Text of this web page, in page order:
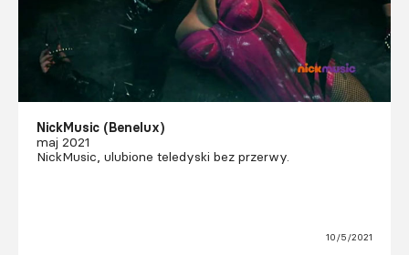
NickMusic (Benelux)
maj 2021
NickMusic, ulubione teledyski bez przerwy.
10/5/2021